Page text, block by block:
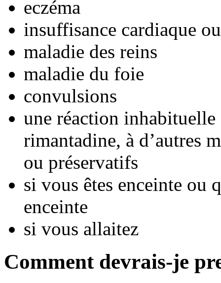
eczéma
insuffisance cardiaque
maladie des reins
maladie du foie
convulsions
une réaction
rimantadine, à d’autres
ou préservatifs
si vous êtes enceinte ou
enceinte
si vous allaitez
Comment devrais-je